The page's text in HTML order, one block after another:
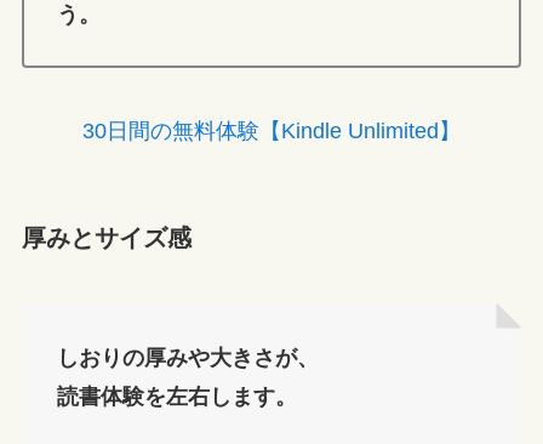
う。
30日間の無料体験【Kindle Unlimited】
厚みとサイズ感
しおりの厚みや大きさが、
読書体験を左右します。